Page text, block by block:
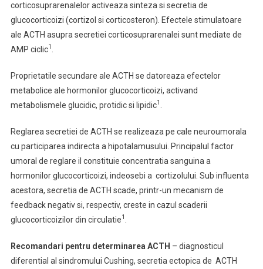
corticosuprarenalelor activeaza sinteza si secretia de
glucocorticoizi (cortizol si corticosteron). Efectele stimulatoare
ale ACTH asupra secretiei corticosuprarenalei sunt mediate de
AMP ciclic1
Proprietatile secundare ale ACTH se datoreaza efectelor
metabolice ale hormonilor glucocorticoizi, activand
metabolismele glucidic, protidic si lipidic1
Reglarea secretiei de ACTH se realizeaza pe cale neuroumorala
cu participarea indirecta a hipotalamusului. Principalul factor
umoral de reglare il constituie concentratia sanguina a
hormonilor glucocorticoizi, indeosebi a cortizolului. Sub influenta
acestora, secretia de ACTH scade, printr-un mecanism de
feedback negativ si, respectiv, creste in cazul scaderii
glucocorticoizilor din circulatie1
Recomandari pentru determinarea ACTH – diagnosticul
diferential al sindromului Cushing, secretia ectopica de ACTH